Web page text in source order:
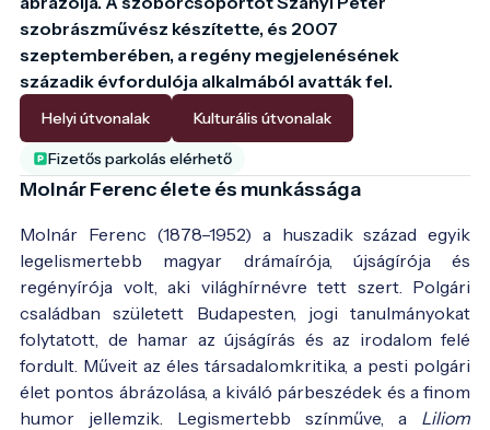
szobrászművész készítette, és 2007
szeptemberében, a regény megjelenésének
századik évfordulója alkalmából avatták fel.
Helyi útvonalak Kulturális útvonalak
Fizetős parkolás elérhető
Molnár Ferenc élete és munkássága
Molnár Ferenc (1878–1952) a huszadik század egyik
legelismertebb magyar drámaírója, újságírója és
regényírója volt, aki világhírnévre tett szert. Polgári
családban született Budapesten, jogi tanulmányokat
folytatott, de hamar az újságírás és az irodalom felé
fordult. Műveit az éles társadalomkritika, a pesti polgári
élet pontos ábrázolása, a kiváló párbeszédek és a finom
humor jellemzik. Legismertebb színműve, a Liliom